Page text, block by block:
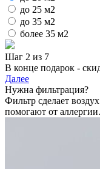
до 25 м2
до 35 м2
более 35 м2
Шаг 2 из 7
В конце подарок -
Далее
Нужна фильтрация?
Фильтр сделает
помогают от аллергии.